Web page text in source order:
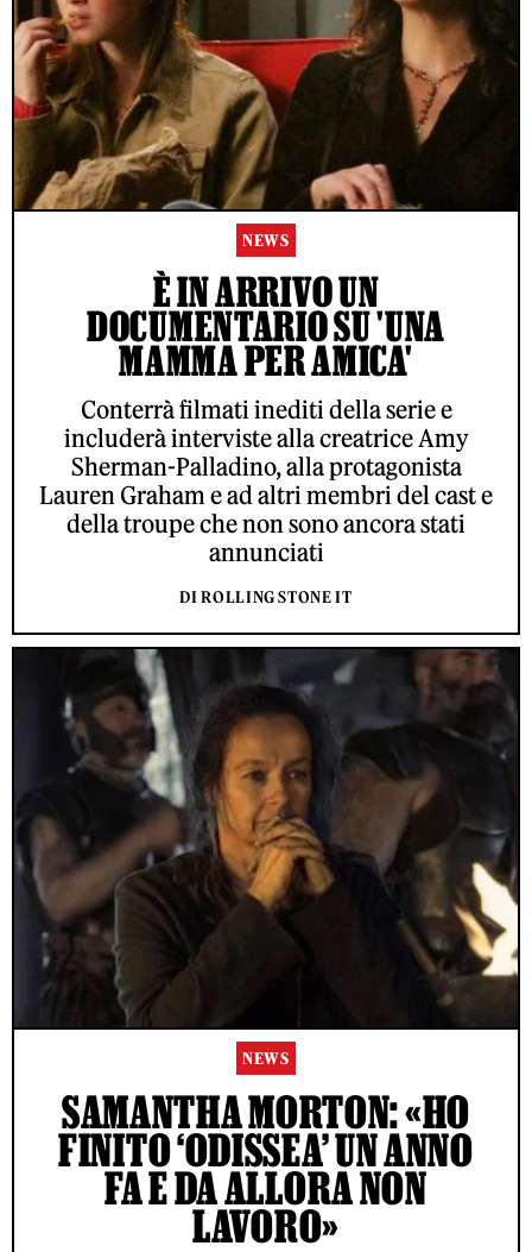
NEWS
È IN ARRIVO UN
DOCUMENTARIO SU 'UNA
MAMMA PER AMICA'
Conterrà filmati inediti della serie e
includerà interviste alla creatrice Amy
Sherman-Palladino, alla protagonista
Lauren Graham e ad altri membri del cast e
della troupe che non sono ancora stati
annunciati
DI ROLLING STONE IT
NEWS
SAMANTHA MORTON: «HO
FINITO ‘ODISSEA’ UN ANNO
FA E DA ALLORA NON
LAVORO»